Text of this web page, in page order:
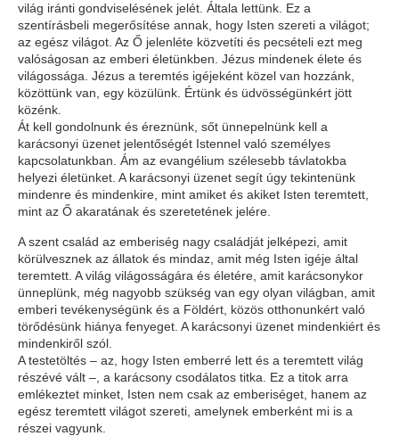
világ iránti gondviselésének jelét. Általa lettünk. Ez a
szentírásbeli megerősítése annak, hogy Isten szereti a világot;
az egész világot. Az Ő jelenléte közvetíti és pecsételi ezt meg
valóságosan az emberi életünkben. Jézus mindenek élete és
világossága. Jézus a teremtés igéjeként közel van hozzánk,
közöttünk van, egy közülünk. Értünk és üdvösségünkért jött
közénk.
Át kell gondolnunk és éreznünk, sőt ünnepelnünk kell a
karácsonyi üzenet jelentőségét Istennel való személyes
kapcsolatunkban. Ám az evangélium szélesebb távlatokba
helyezi életünket. A karácsonyi üzenet segít úgy tekintenünk
mindenre és mindenkire, mint amiket és akiket Isten teremtett,
mint az Ő akaratának és szeretetének jelére.
A szent család az emberiség nagy családját jelképezi, amit
körülvesznek az állatok és mindaz, amit még Isten igéje által
teremtett. A világ világosságára és életére, amit karácsonykor
ünneplünk, még nagyobb szükség van egy olyan világban, amit
emberi tevékenységünk és a Földért, közös otthonunkért való
törődésünk hiánya fenyeget. A karácsonyi üzenet mindenkiért és
mindenkiről szól.
A testetöltés – az, hogy Isten emberré lett és a teremtett világ
részévé vált –, a karácsony csodálatos titka. Ez a titok arra
emlékeztet minket, Isten nem csak az emberiséget, hanem az
egész teremtett világot szereti, amelynek emberként mi is a
részei vagyunk.